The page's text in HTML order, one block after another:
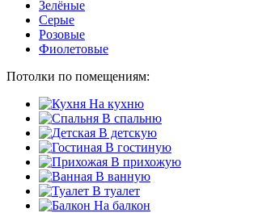
Зелёные
Серые
Розовые
Фиолетовые
Потолки по помещениям:
На кухню
В спальню
В детскую
В гостиную
В прихожую
В ванную
В туалет
На балкон